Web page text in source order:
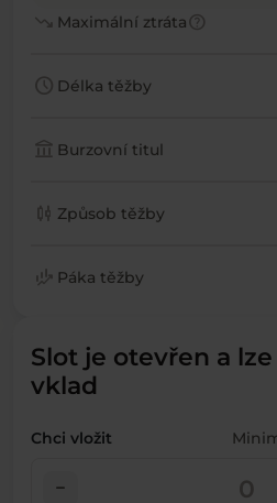
trending_down Maximální ztrátahelp
schedule Délka těžby
account_balance Burzovní titul
candlestick_chart Způsob těžby
finance_mode Páka těžby
Slot je otevřen a
vklad
Chci vložit
check_indeterminate_small